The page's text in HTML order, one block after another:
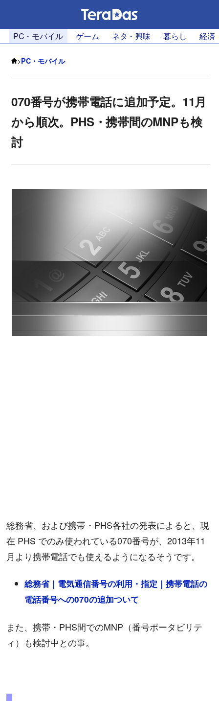
PC・モバイル ゲーム ネタ・興味 暮らし 経済
>PC・モバイル
070番号が携帯電話に追加予定。11月
から順次。PHS・携帯間のMNPも検
討
総務省、および携帯・PHS各社の発表によると、現
在 PHS でのみ使われている070番号が、2013年11
月より携帯電話でも使えるようになるそうです。
総務省｜電気通信番号の利用・指定｜携帯電話の
電話番号への070の追加ついて
また、携帯・PHS間でのMNP（番号ポータビリテ
ィ）も検討中との事。